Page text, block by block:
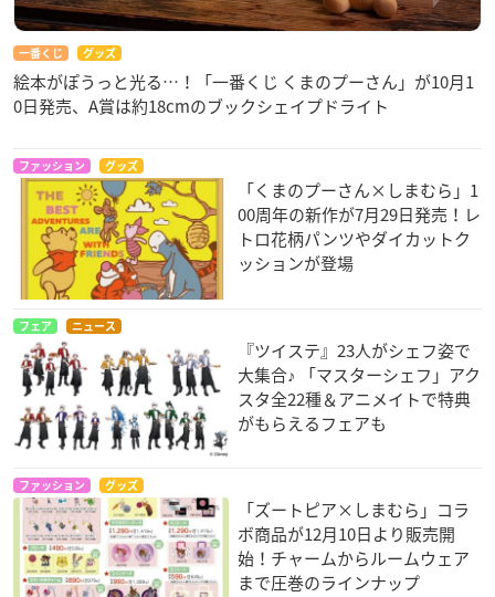
一番くじ グッズ
絵本がぽうっと光る…！「一番くじ くまのプーさん」が10月1
0日発売、A賞は約18cmのブックシェイプドライト
ファッション グッズ
「くまのプーさん×しまむら」1
00周年の新作が7月29日発売！レ
トロ花柄パンツやダイカットク
ッションが登場
フェア ニュース
『ツイステ』23人がシェフ姿で
大集合♪ 「マスターシェフ」アク
スタ全22種＆アニメイトで特典
がもらえるフェアも
ファッション グッズ
「ズートピア×しまむら」コラ
ボ商品が12月10日より販売開
始！チャームからルームウェア
まで圧巻のラインナップ